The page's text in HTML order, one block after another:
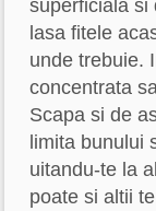
superficiala si
lasa fitele
unde trebuie.
concentrata
Scapa si de
limita bunului
uitandu-te la
poate si altii